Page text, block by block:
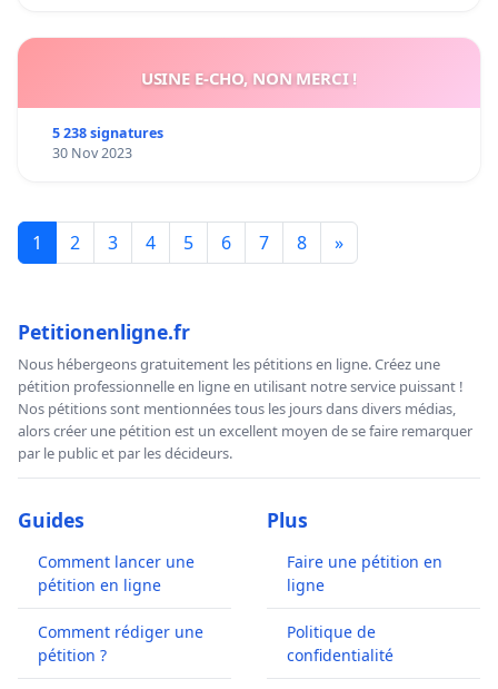
USINE E-CHO, NON MERCI !
5 238 signatures
30 Nov 2023
1 2 3 4 5 6 7 8 »
Petitionenligne.fr
Nous hébergeons gratuitement les pétitions en ligne. Créez une
pétition professionnelle en ligne en utilisant notre service puissant !
Nos pétitions sont mentionnées tous les jours dans divers médias,
alors créer une pétition est un excellent moyen de se faire remarquer
par le public et par les décideurs.
Guides
Comment lancer une
pétition en ligne
Comment rédiger une
pétition ?
Plus
Faire une pétition en
ligne
Politique de
confidentialité